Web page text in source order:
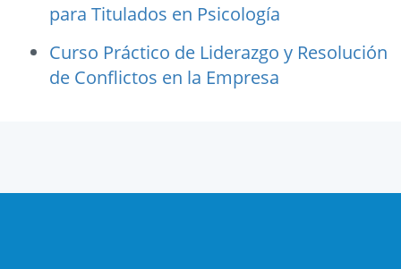
para Titulados en Psicología
Curso Práctico de Liderazgo y Resolución
de Conflictos en la Empresa